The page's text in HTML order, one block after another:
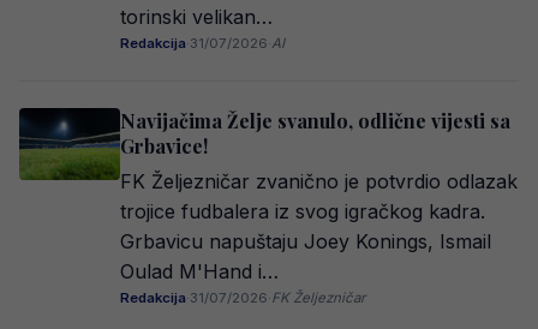
torinski velikan…
Redakcija·31/07/2026·AI
Navijačima Želje svanulo, odlične vijesti sa
Grbavice!
FK Željezničar zvanično je potvrdio odlazak
trojice fudbalera iz svog igračkog kadra.
Grbavicu napuštaju Joey Konings, Ismail
Oulad M'Hand i…
Redakcija·31/07/2026·FK Željezničar